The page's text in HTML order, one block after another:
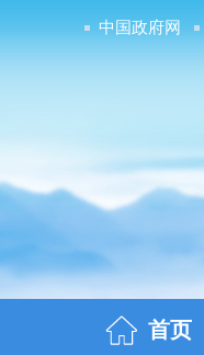
中国政府网
首页